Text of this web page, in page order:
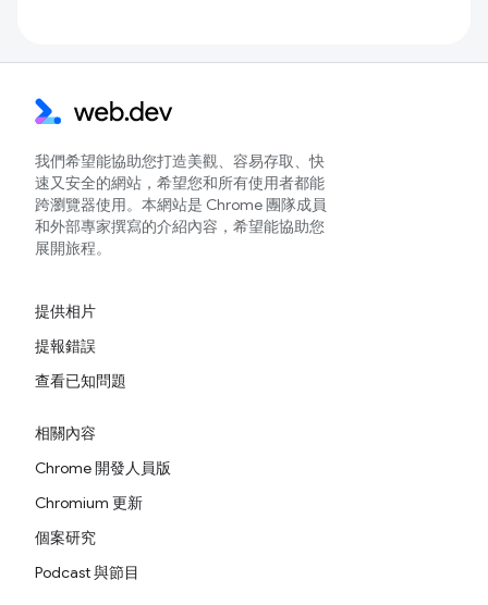
我們希望能協助您打造美觀、容易存取、快
速又安全的網站，希望您和所有使用者都能
跨瀏覽器使用。本網站是 Chrome 團隊成員
和外部專家撰寫的介紹內容，希望能協助您
展開旅程。
提供相片
提報錯誤
查看已知問題
相關內容
Chrome 開發人員版
Chromium 更新
個案研究
Podcast 與節目